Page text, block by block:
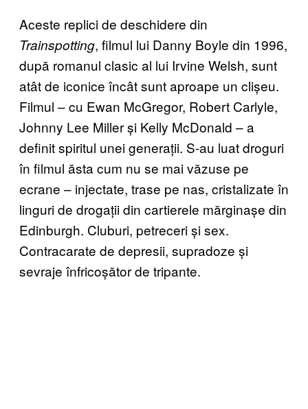
Aceste replici de deschidere din
Trainspotting, filmul lui Danny Boyle din 1996,
după romanul clasic al lui Irvine Welsh, sunt
atât de iconice încât sunt aproape un clișeu.
Filmul – cu Ewan McGregor, Robert Carlyle,
Johnny Lee Miller și Kelly McDonald – a
definit spiritul unei generații. S-au luat droguri
în filmul ăsta cum nu se mai văzuse pe
ecrane – injectate, trase pe nas, cristalizate în
linguri de drogații din cartierele mărginașe din
Edinburgh. Cluburi, petreceri și sex.
Contracarate de depresii, supradoze și
sevraje înfricoșător de tripante.